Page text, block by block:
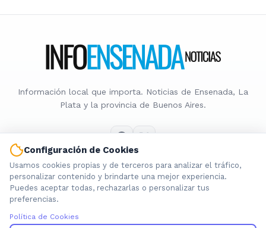
Información local que importa. Noticias de Ensenada, La
Plata y la provincia de Buenos Aires.
Nosotros
Cookies
Configuración de Cookies
Usamos cookies propias y de terceros para analizar el tráfico,
personalizar contenido y brindarte una mejor experiencia.
Puedes aceptar todas, rechazarlas o personalizar tus
preferencias.
Política de Cookies